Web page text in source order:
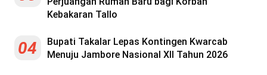
Kebakaran Tallo
04
Bupati Takalar Lepas Kontingen Kwarcab
Menuju Jambore Nasional XII Tahun 2026